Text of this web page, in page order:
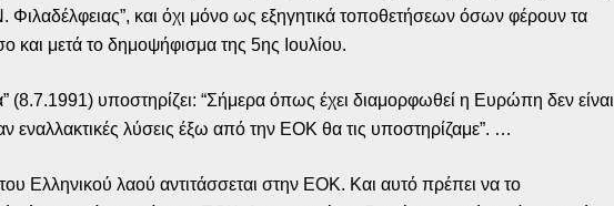
και όχι μόνο ως εξηγητικά τοποθετήσεων όσων φέρουν τα
μετά το δημοψήφισμα της 5ης Ιουλίου.
υποστηρίζει: “Σήμερα όπως έχει διαμορφωθεί η Ευρώπη δεν είναι
εναλλακτικές λύσεις έξω από την ΕΟΚ θα τις υποστηρίζαμε”. …
Ελληνικού λαού αντιτάσσεται στην ΕΟΚ. Και αυτό πρέπει να το